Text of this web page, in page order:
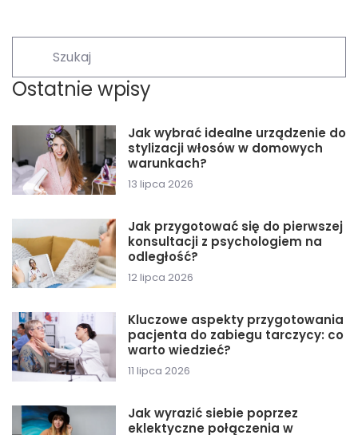
Ostatnie wpisy
Jak wybrać idealne urządzenie do
stylizacji włosów w domowych
warunkach?
13 lipca 2026
Jak przygotować się do pierwszej
konsultacji z psychologiem na
odległość?
12 lipca 2026
Kluczowe aspekty przygotowania
pacjenta do zabiegu tarczycy: co
warto wiedzieć?
11 lipca 2026
Jak wyrazić siebie poprzez
eklektyczne połączenia w